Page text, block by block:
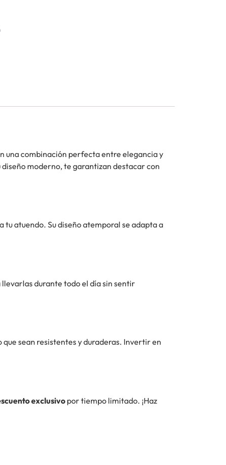
una combinación perfecta entre elegancia y
moderno, te garantizan destacar con
a tu atuendo. Su diseño atemporal se adapta a
durante todo el día sin sentir
sean resistentes y duraderas. Invertir en
exclusivopor tiempo limitado. ¡Haz